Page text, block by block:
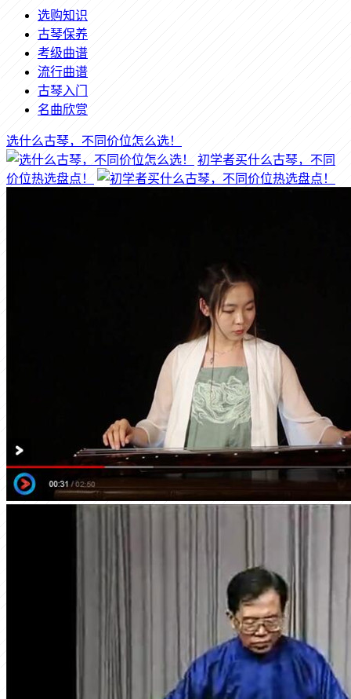
选购知识
古琴保养
考级曲谱
流行曲谱
古琴入门
名曲欣赏
选什么古琴，不同价位怎么选！
初学者买什么古琴，不同
价位热选盘点！